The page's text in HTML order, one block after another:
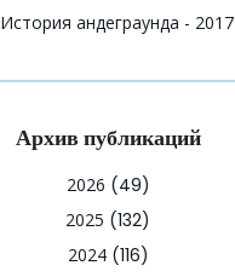
История андеграунда - 2017
Архив публикаций
2026 (49)
2025 (132)
2024(116)